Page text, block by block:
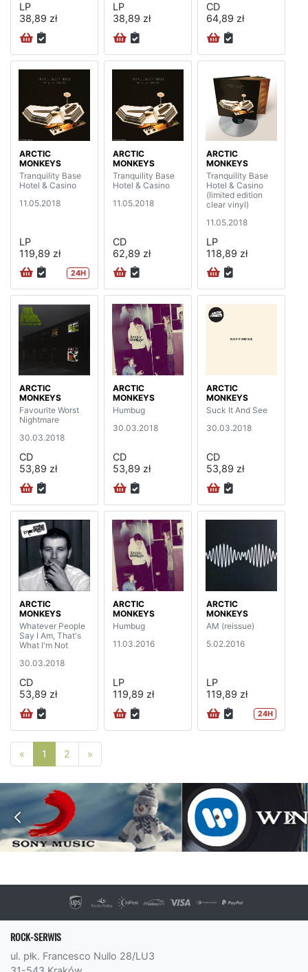
LP
38,89 zł
LP
38,89 zł
CD
64,89 zł
ARCTIC
MONKEYS
Tranquility Base
Hotel & Casino
11.05.2018
LP
119,89 zł
24H
ARCTIC
MONKEYS
Tranquility Base
Hotel & Casino
11.05.2018
CD
62,89 zł
ARCTIC
MONKEYS
Tranquility Base
Hotel & Casino
(limited edition
clear vinyl)
11.05.2018
LP
118,89 zł
ARCTIC
MONKEYS
Favourite Worst
Nightmare
30.03.2018
CD
53,89 zł
ARCTIC
MONKEYS
Humbug
30.03.2018
CD
53,89 zł
ARCTIC
MONKEYS
Suck It And See
30.03.2018
CD
53,89 zł
ARCTIC
MONKEYS
Whatever People
Say I Am, That's
What I'm Not
30.03.2018
CD
53,89 zł
ARCTIC
MONKEYS
Humbug
11.03.2016
LP
119,89 zł
ARCTIC
MONKEYS
AM (reissue)
5.02.2016
LP
119,89 zł
24H
« Poprzednia strona
1 2 »
ROCK-SERWIS
ul. płk. Francesco Nullo 28/LU3